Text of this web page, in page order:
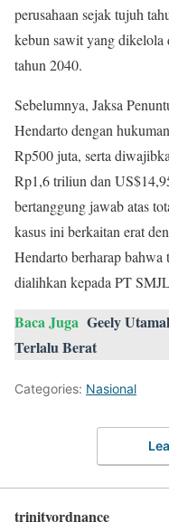
perusahaan sejak tujuh
kebun sawit yang
tahun 2040.
Sebelumnya, Jaksa
Hendarto dengan
Rp500 juta, serta
Rp1,6 triliun dan
bertanggung jawab atas
kasus ini berkaitan erat
Hendarto berharap bahwa
dialihkan kepada PT
Baca Juga Geely
Terlalu Berat
Categories: Nasional
trinityordnance